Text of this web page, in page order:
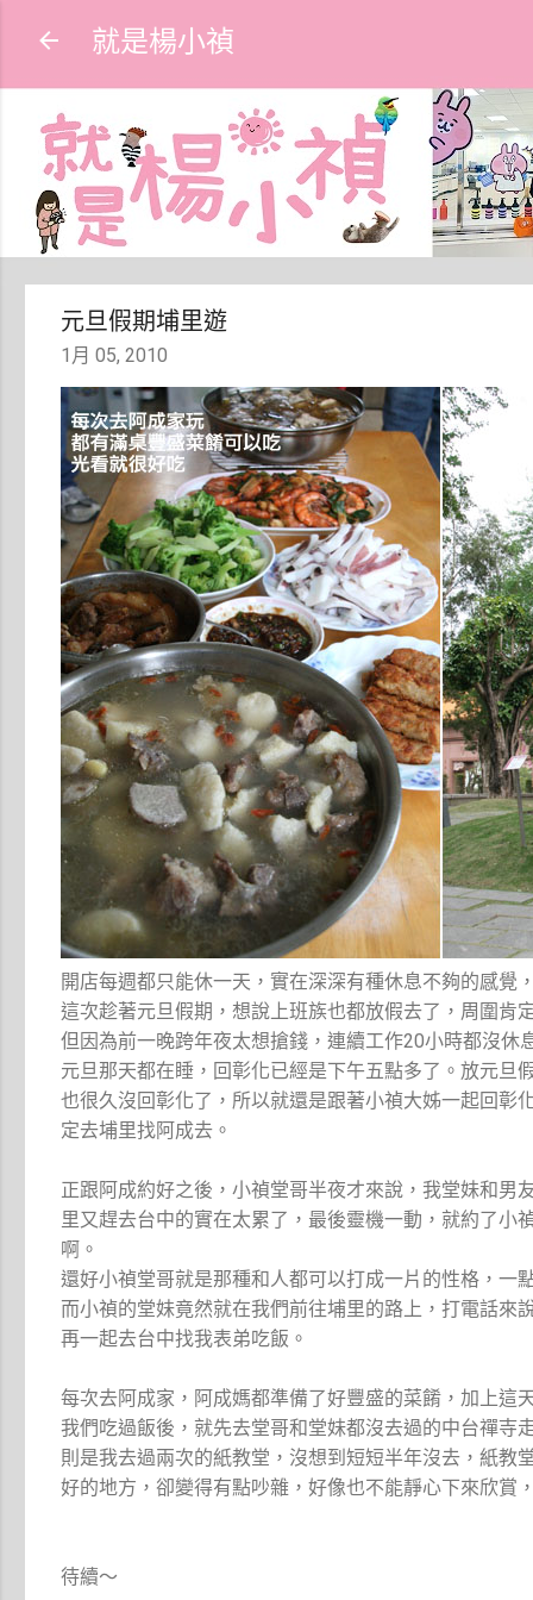
就是楊小禎
元旦假期埔里遊
1月 05, 2010
開店每週都只能休一天，實在深深有種休息不夠的感
這次趁著元旦假期，想說上班族也都放假去了，周圍肯
但因為前一晚跨年夜太想搶錢，連續工作20小時都沒
元旦那天都在睡，回彰化已經是下午五點多了。放元
也很久沒回彰化了，所以就還是跟著小禎大姊一起回彰
定去埔里找阿成去。
正跟阿成約好之後，小禎堂哥半夜才來說，我堂妹和
里又趕去台中的實在太累了，最後靈機一動，就約了
啊。
還好小禎堂哥就是那種和人都可以打成一片的性格，一
而小禎的堂妹竟然就在我們前往埔里的路上，打電話
再一起去台中找我表弟吃飯。
每次去阿成家，阿成媽都準備了好豐盛的菜餚，加上這
我們吃過飯後，就先去堂哥和堂妹都沒去過的中台禪寺
則是我去過兩次的紙教堂，沒想到短短半年沒去，紙
好的地方，卻變得有點吵雜，好像也不能靜心下來欣賞
待續～